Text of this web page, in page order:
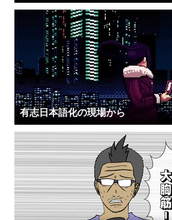
有志日本語化の現場から